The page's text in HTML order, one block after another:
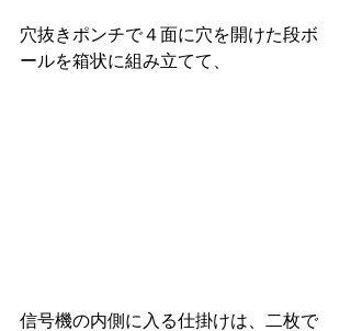
穴抜きポンチで４面に穴を開けた段ボ
ールを箱状に組み立てて、
信号機の内側に入る仕掛けは、二枚で